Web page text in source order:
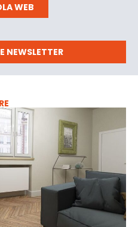
WEB
NEWSLETTER